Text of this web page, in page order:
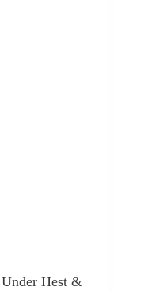
Hest &